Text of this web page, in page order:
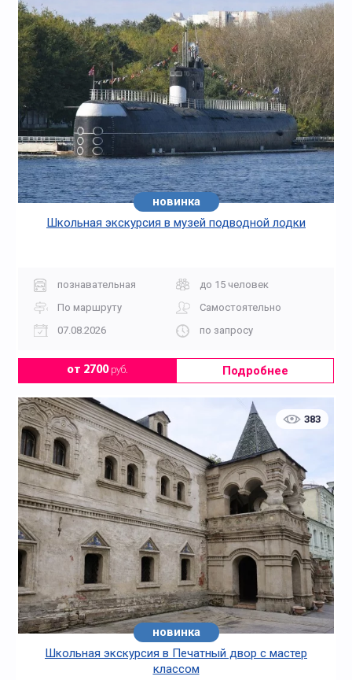
новинка
Школьная экскурсия в музей подводной лодки
познавательная
до 15 человек
По маршруту
Самостоятельно
07.08.2026
по запросу
от 2700руб. Подробнее
383
новинка
Школьная экскурсия в Печатный двор с мастер
классом